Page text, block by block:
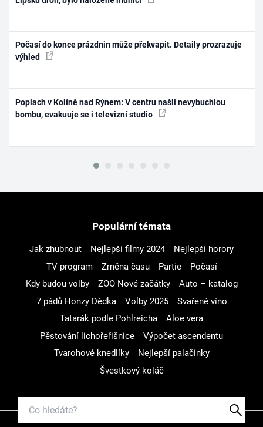
Počasí do konce prázdnin může překvapit. Detaily prozrazuje
výhled
Poplach v Kolíně nad Rýnem: V centru našli nevybuchlou
bombu, evakuuje se i televizní studio
Populární témata
Jak zhubnout Nejlepší filmy 2024
Nejlepší horory
TV program
Změna času Partie
Počasí
Kdy budou volby
ZOO Nové začátky
Auto – katalog
7 pádů Honzy Dědka
Volby 2025
Svařené víno
Tatarák podle Pohlreicha
Aloe vera
Pěstování lichořeřišnice
Výpočet ascendentu
Tvarohové knedlíky
Nejlepší palačinky
Švestkový koláč